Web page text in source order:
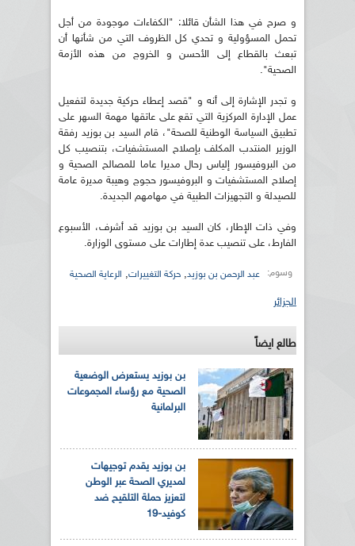
و صرح في هذا الشأن قائلا: "الكفاءات موجودة من أجل
تحمل المسؤولية و تحدي كل الظروف التي من شأنها أن
تبعث بالقطاع إلى الأحسن و الخروج من هذه الأزمة
الصحية".
و تجدر الإشارة إلى أنه و "قصد إعطاء حركية جديدة لتفعيل
عمل الإدارة المركزية التي تقع على عاتقها مهمة السهر على
تطبيق السياسة الوطنية للصحة"، قام السيد بن بوزيد رفقة
الوزير المنتدب المكلف بإصلاح المستشفيات، بتنصيب كل
من البروفيسور إلياس رحال مديرا عاما للمصالح الصحية و
إصلاح المستشفيات و البروفيسور حجوج وهيبة مديرة عامة
للصيدلة و التجهيزات الطبية في مهامهم الجديدة.
وفي ذات الإطار، كان السيد بن بوزيد قد أشرف، الأسبوع
الفارط، على تنصيب عدة إطارات على مستوى الوزارة.
وسوم: عبد الرحمن بن بوزيد, حركة التغييرات, الرعاية الصحية
الجزائر
طالع ايضاً
بن بوزيد يستعرض الوضعية
الصحية مع رؤساء المجموعات
البرلمانية
بن بوزيد يقدم توجيهات
لمديري الصحة عبر الوطن
لتعزيز حملة التلقيح ضد
كوفيد-19